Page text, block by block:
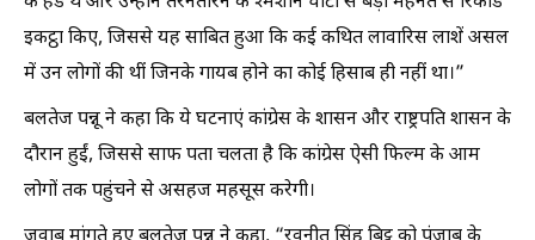
इकट्ठा किए, जिससे यह साबित हुआ कि कई कथित लावारिस लाशें असल
में उन लोगों की थीं जिनके गायब होने का कोई हिसाब ही नहीं था।”
बलतेज पन्नू ने कहा कि ये घटनाएं कांग्रेस के शासन और राष्ट्रपति शासन के
दौरान हुईं, जिससे साफ पता चलता है कि कांग्रेस ऐसी फिल्म के आम
लोगों तक पहुंचने से असहज महसूस करेगी।